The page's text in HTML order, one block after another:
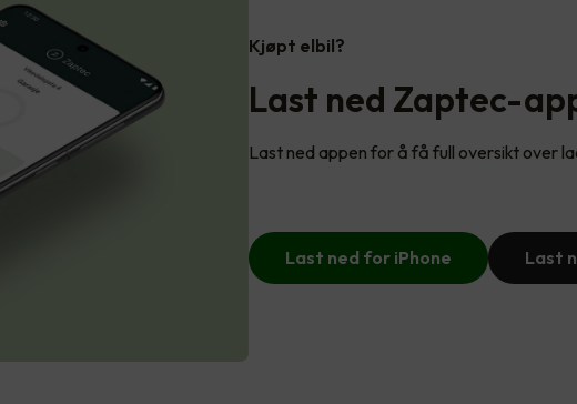
Kjøpt elbil?
Last ned Zaptec-
Last ned appen for å få full oversikt over
Last ned for iPhone Last